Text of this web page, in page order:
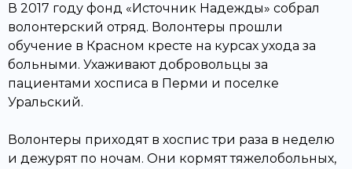
В 2017 году фонд «Источник Надежды» собрал
волонтерский отряд. Волонтеры прошли
обучение в Красном кресте на курсах ухода за
больными. Ухаживают добровольцы за
пациентами хосписа в Перми и поселке
Уральский.
Волонтеры приходят в хоспис три раза в неделю
и дежурят по ночам. Они кормят тяжелобольных,